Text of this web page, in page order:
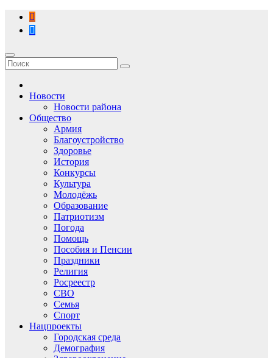
Перейти
содержимому
Новости
Новости района
Общество
Армия
Благоустройство
Здоровье
История
Конкурсы
Культура
Молодёжь
Образование
Патриотизм
Погода
Помощь
Пособия и Пенсии
Праздники
Религия
Росреестр
СВО
Семья
Спорт
Нацпроекты
Городская среда
Демография